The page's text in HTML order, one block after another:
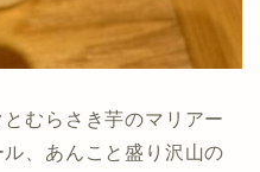
むらさき芋のマリアー
、あんこと盛り沢山の